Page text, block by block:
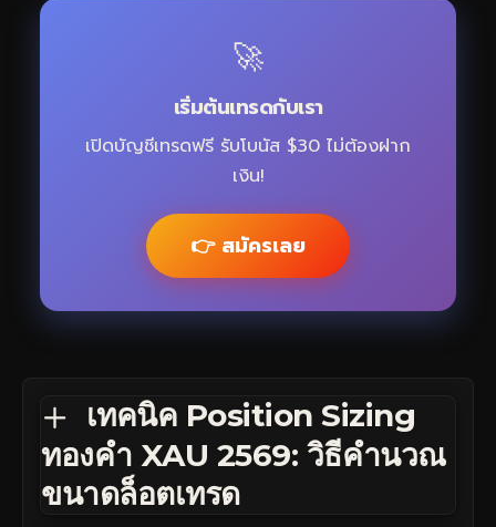
🚀
เริ่มต้นเทรดกับเรา
เปิดบัญชีเทรดฟรี รับโบนัส $30 ไม่ต้องฝาก
เงิน!
👉 สมัครเลย
เทคนิค Position Sizing
ทองคำ XAU 2569: วิธีคำนวณ
ขนาดล็อตเทรด